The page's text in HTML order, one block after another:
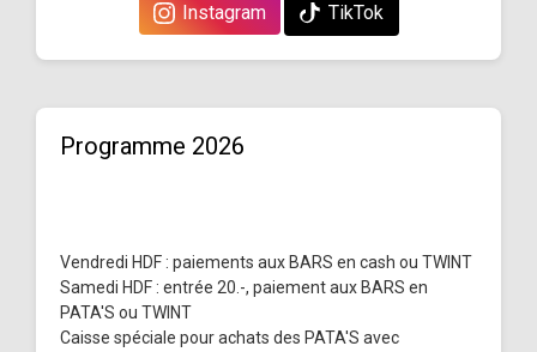
Instagram
TikTok
Programme 2026
Vendredi HDF : paiements aux BARS en cash ou TWINT
Samedi HDF : entrée 20.-, paiement aux BARS en
PATA'S ou TWINT
Caisse spéciale pour achats des PATA'S avec